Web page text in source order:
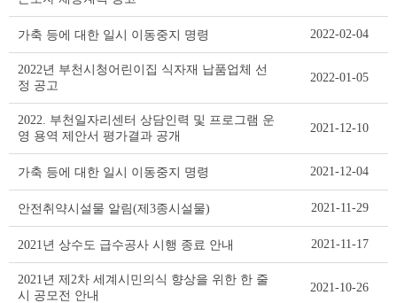
공
입
법
예
고
리
스
트
테
이
블
가축 등에 대한 일시 이동중지 명령 2022-02-04
2022년 부천시청어린이집 식자재 납품업체 선
정 공고
2022-01-05
2022. 부천일자리센터 상담인력 및 프로그램 운
영 용역 제안서 평가결과 공개
2021-12-10
가축 등에 대한 일시 이동중지 명령 2021-12-04
안전취약시설물 알림(제3종시설물) 2021-11-29
2021년 상수도 급수공사 시행 종료 안내 2021-11-17
2021년 제2차 세계시민의식 향상을 위한 한 줄
시 공모전 안내
2021-10-26